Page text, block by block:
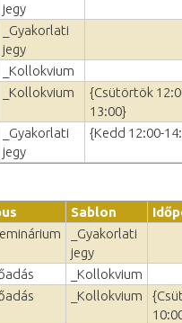
jegy
_Gyakorlati
jegy
_Kollokvium
_Kollokvium
{Csütörtök
13:00}
_Gyakorlati
jegy
{Kedd 12:00-
Sablon
_Gyakorlati
jegy
_Kollokvium
_Kollokvium